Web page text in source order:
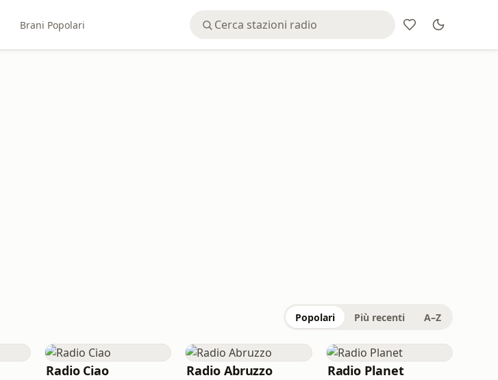
Brani Popolari
Popolari Più recenti A–Z
Radio Ciao Radio Abruzzo Radio Planet